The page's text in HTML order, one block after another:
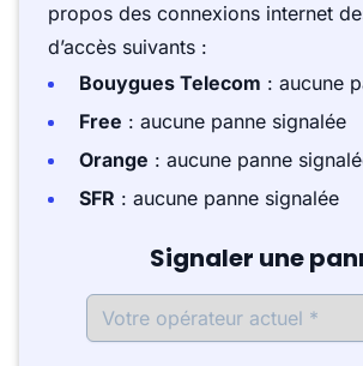
propos des connexions internet
d’accès suivants :
Bouygues Telecom : aucune
Free : aucune panne signalée
Orange : aucune panne
SFR : aucune panne signalée
Signaler une